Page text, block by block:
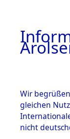
BESTÄNDE
Wir
gleichen
nicht